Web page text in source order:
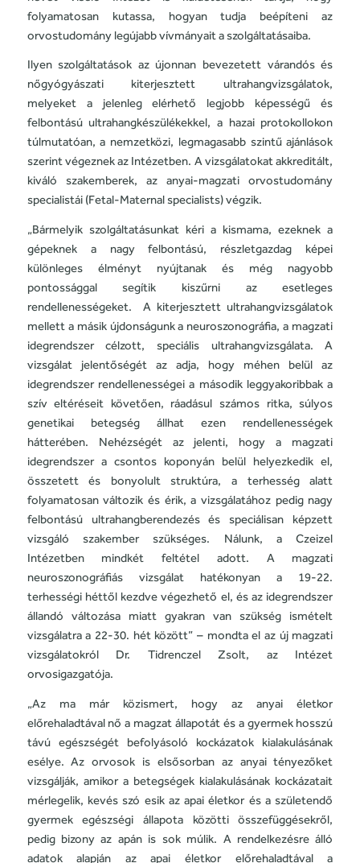
folyamatosan kutassa, hogyan tudja beépíteni az
orvostudomány legújabb vívmányait a szolgáltatásaiba.
Ilyen szolgáltatások az újonnan bevezetett várandós és
nőgyógyászati kiterjesztett ultrahangvizsgálatok,
melyeket a jelenleg elérhető legjobb képességű és
felbontású ultrahangkészülékekkel, a hazai protokollokon
túlmutatóan, a nemzetközi, legmagasabb szintű ajánlások
szerint végeznek az Intézetben. A vizsgálatokat akkreditált,
kiváló szakemberek, az anyai-magzati orvostudomány
specialistái (Fetal-Maternal specialists) végzik.
„Bármelyik szolgáltatásunkat kéri a kismama, ezeknek a
gépeknek a nagy felbontású, részletgazdag képei
különleges élményt nyújtanak és még nagyobb
pontossággal segítik kiszűrni az esetleges
rendellenességeket. A kiterjesztett ultrahangvizsgálatok
mellett a másik újdonságunk a neuroszonográfia, a magzati
idegrendszer célzott, speciális ultrahangvizsgálata. A
vizsgálat jelentőségét az adja, hogy méhen belül az
idegrendszer rendellenességei a második leggyakoribbak a
szív eltéréseit követően, ráadásul számos ritka, súlyos
genetikai betegség állhat ezen rendellenességek
hátterében. Nehézségét az jelenti, hogy a magzati
idegrendszer a csontos koponyán belül helyezkedik el,
összetett és bonyolult struktúra, a terhesség alatt
folyamatosan változik és érik, a vizsgálatához pedig nagy
felbontású ultrahangberendezés és speciálisan képzett
vizsgáló szakember szükséges. Nálunk, a Czeizel
Intézetben mindkét feltétel adott. A magzati
neuroszonográfiás vizsgálat hatékonyan a 19-22.
terhességi héttől kezdve végezhető el, és az idegrendszer
állandó változása miatt gyakran van szükség ismételt
vizsgálatra a 22-30. hét között” – mondta el az új magzati
vizsgálatokról Dr. Tidrenczel Zsolt, az Intézet
orvosigazgatója.
„Az ma már közismert, hogy az anyai életkor
előrehaladtával nő a magzat állapotát és a gyermek hosszú
távú egészségét befolyásoló kockázatok kialakulásának
esélye. Az orvosok is elsősorban az anyai tényezőket
vizsgálják, amikor a betegségek kialakulásának kockázatait
mérlegelik, kevés szó esik az apai életkor és a születendő
gyermek egészségi állapota közötti összefüggésekről,
pedig bizony az apán is sok múlik. A rendelkezésre álló
adatok alapján az apai életkor előrehaladtával a